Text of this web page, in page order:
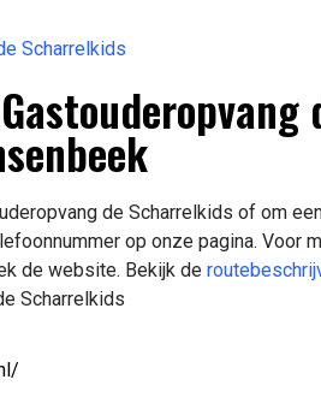
Scharrelkids
de Scharrelkids of om
op onze pagina. Voor
de website. Bekijk de
Scharrelkids